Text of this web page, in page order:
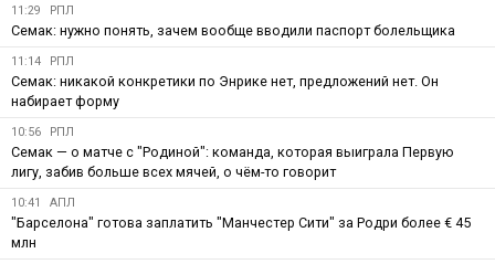
11:29 РПЛ
Семак: нужно понять, зачем вообще вводили паспорт болельщика
11:14 РПЛ
Семак: никакой конкретики по Энрике нет, предложений нет. Он
набирает форму
10:56 РПЛ
Семак — о матче с "Родиной": команда, которая выиграла Первую
лигу, забив больше всех мячей, о чём-то говорит
10:41 АПЛ
"Барселона" готова заплатить "Манчестер Сити" за Родри более € 45
млн